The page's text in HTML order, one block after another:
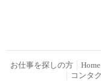
お仕事を探しの方 Home
コンタ